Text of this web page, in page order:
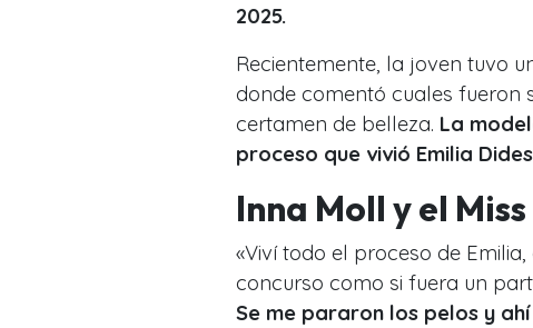
2025.
Recientemente, la joven tuvo
donde comentó cuales fueron
certamen de belleza. La
proceso que vivió Emilia
Inna Moll y el
«Viví todo el proceso de
concurso como si fuera un
Se me pararon los pelos y